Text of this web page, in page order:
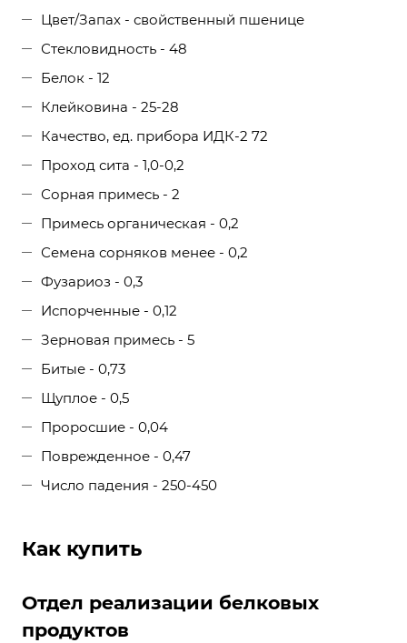
Цвет/Запах - свойственный пшенице
Стекловидность - 48
Белок - 12
Клейковина - 25-28
Качество, ед. прибора ИДК-2 72
Проход сита - 1,0-0,2
Сорная примесь - 2
Примесь органическая - 0,2
Семена сорняков менее - 0,2
Фузариоз - 0,3
Испорченные - 0,12
Зерновая примесь - 5
Битые - 0,73
Щуплое - 0,5
Проросшие - 0,04
Поврежденное - 0,47
Число падения - 250-450
Как купить
Отдел реализации белковых
продуктов